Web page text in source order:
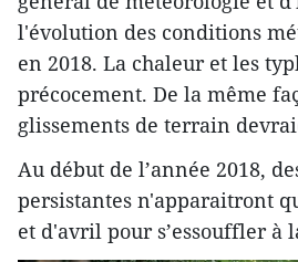
l'évolution des conditions
en 2018. La chaleur et les
précocement. De la même
glissements de terrain
Au début de l’année 2018,
persistantes n'apparaitront
et d'avril pour s’essouffler à